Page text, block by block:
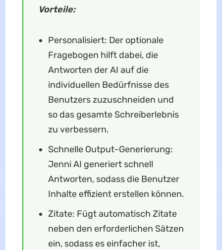
Vorteile:
Personalisiert: Der optionale
Fragebogen hilft dabei, die
Antworten der AI auf die
individuellen Bedürfnisse des
Benutzers zuzuschneiden und
so das gesamte Schreiberlebnis
zu verbessern.
Schnelle Output-Generierung:
Jenni AI generiert schnell
Antworten, sodass die Benutzer
Inhalte effizient erstellen können.
Zitate: Fügt automatisch Zitate
neben den erforderlichen Sätzen
ein, sodass es einfacher ist,